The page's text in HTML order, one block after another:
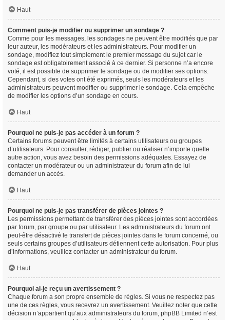
Haut
Comment puis-je modifier ou supprimer un sondage ?
Comme pour les messages, les sondages ne peuvent être modifiés que par
leur auteur, les modérateurs et les administrateurs. Pour modifier un
sondage, modifiez tout simplement le premier message du sujet car le
sondage est obligatoirement associé à ce dernier. Si personne n’a encore
voté, il est possible de supprimer le sondage ou de modifier ses options.
Cependant, si des votes ont été exprimés, seuls les modérateurs et les
administrateurs peuvent modifier ou supprimer le sondage. Cela empêche
de modifier les options d’un sondage en cours.
Haut
Pourquoi ne puis-je pas accéder à un forum ?
Certains forums peuvent être limités à certains utilisateurs ou groupes
d’utilisateurs. Pour consulter, rédiger, publier ou réaliser n’importe quelle
autre action, vous avez besoin des permissions adéquates. Essayez de
contacter un modérateur ou un administrateur du forum afin de lui
demander un accès.
Haut
Pourquoi ne puis-je pas transférer de pièces jointes ?
Les permissions permettant de transférer des pièces jointes sont accordées
par forum, par groupe ou par utilisateur. Les administrateurs du forum ont
peut-être désactivé le transfert de pièces jointes dans le forum concerné, ou
seuls certains groupes d’utilisateurs détiennent cette autorisation. Pour plus
d’informations, veuillez contacter un administrateur du forum.
Haut
Pourquoi ai-je reçu un avertissement ?
Chaque forum a son propre ensemble de règles. Si vous ne respectez pas
une de ces règles, vous recevrez un avertissement. Veuillez noter que cette
décision n’appartient qu’aux administrateurs du forum, phpBB Limited n’est